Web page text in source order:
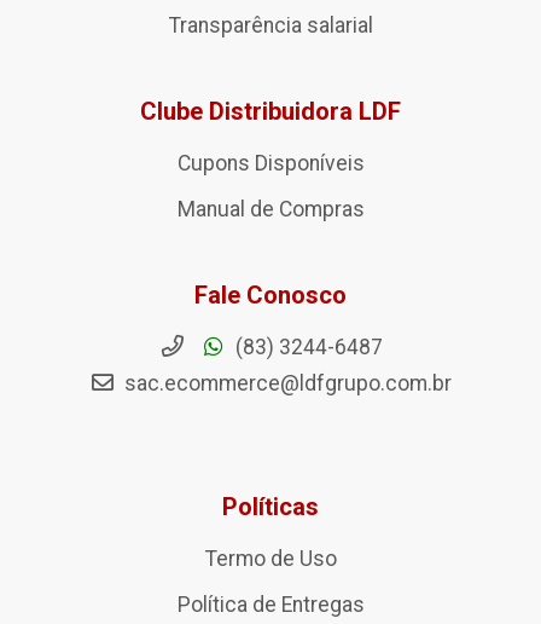
Transparência salarial
Clube Distribuidora LDF
Cupons Disponíveis
Manual de Compras
Fale Conosco
(83) 3244-6487
sac.ecommerce@ldfgrupo.com.br
Políticas
Termo de Uso
Política de Entregas